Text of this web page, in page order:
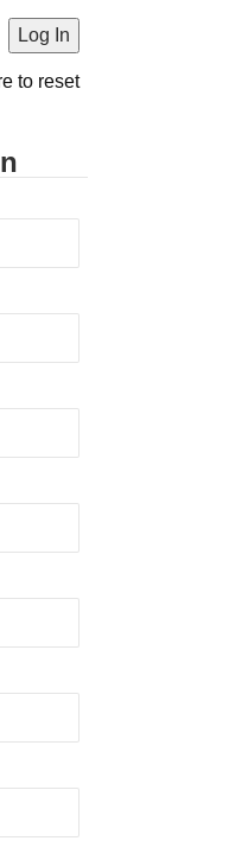
to reset